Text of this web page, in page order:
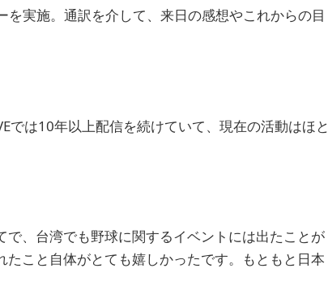
を実施。通訳を介して、来日の感想やこれからの目
は10年以上配信を続けていて、現在の活動はほと
、台湾でも野球に関するイベントには出たことが
こと自体がとても嬉しかったです。もともと日本